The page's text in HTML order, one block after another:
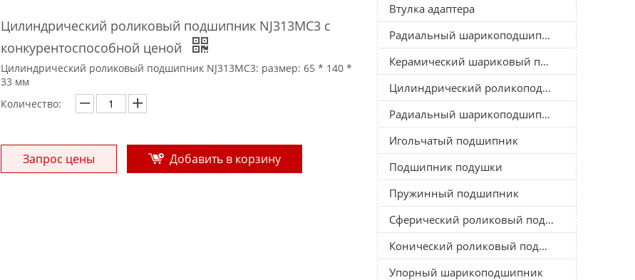
Цилиндрический роликовый подшипник NJ313MC3 с
конкурентоспособной ценой
Цилиндрический роликовый подшипник NJ313MC3: размер: 65 * 140 *
33 мм
Количество:
Запрос цены Добавить в корзину
Втулка адаптера
Радиальный шарикоподшипник
Керамический шариковый подшипник
Цилиндрический роликоподшипник
Радиальный шарикоподшипник
Игольчатый подшипник
Подшипник подушки
Пружинный подшипник
Сферический роликовый подшипник
Конический роликовый подшипник
Упорный шарикоподшипник